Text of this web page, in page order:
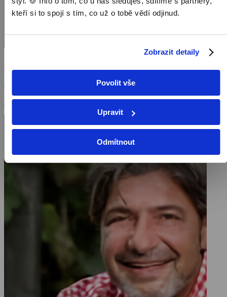
kteří si to spojí s tím, co už o tobě vědí odjinud.
Zobrazit detaily
Povolit vše
Upravit
Odmítnout
Noční Praha
2019, Česká republika, 50 min
Magazíny / Naučné pořady / Pořady